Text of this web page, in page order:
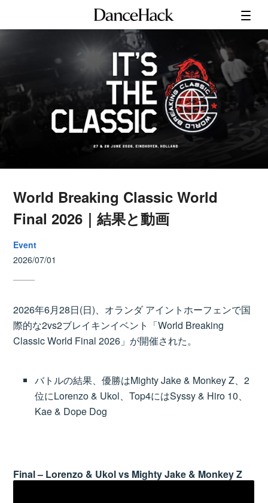
World Breaking Classic World
Final 2026｜結果と動画
Event
2026/07/01
2026年6月28日(日)、オランダ アイントホーフェンで国
際的な2vs2ブレイキンイベント「World Breaking
Classic World Final 2026」が開催された。
バトルの結果、優勝はMighty Jake & Monkey Z、2
位にLorenzo & Ukol、Top4にはSyssy & Hiro 10、
Kae & Dope Dog
Final – Lorenzo & Ukol vs Mighty Jake & Monkey Z